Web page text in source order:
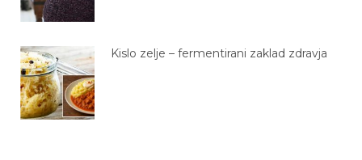
Kislo zelje – fermentirani zaklad zdravja